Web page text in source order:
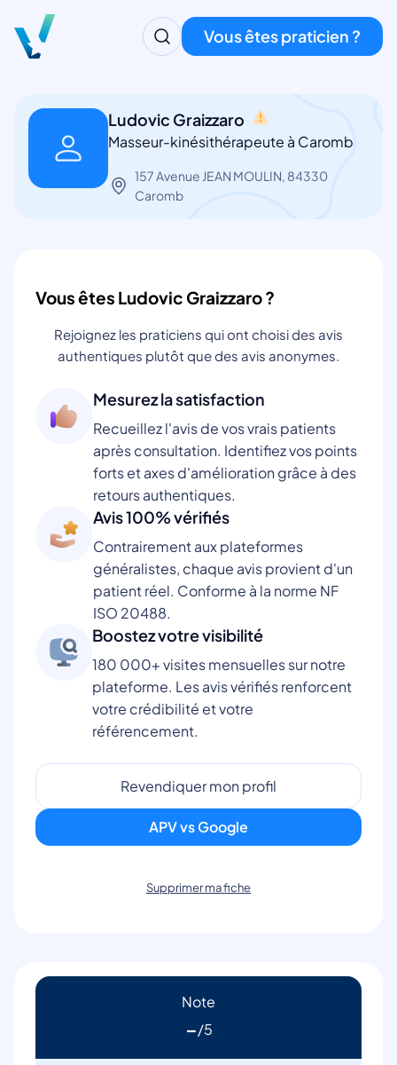
Vous êtes praticien ?
Ludovic Graizzaro
Masseur-kinésithérapeute à Caromb
157 Avenue JEAN MOULIN, 84330
Caromb
Vous êtes Ludovic Graizzaro ?
Rejoignez les praticiens qui ont choisi des avis
authentiques plutôt que des avis anonymes.
Mesurez la satisfaction
Recueillez l'avis de vos vrais patients
après consultation. Identifiez vos points
forts et axes d'amélioration grâce à des
retours authentiques.
Avis 100% vérifiés
Contrairement aux plateformes
généralistes, chaque avis provient d'un
patient réel. Conforme à la norme NF
ISO 20488.
Boostez votre visibilité
180 000+ visites mensuelles sur notre
plateforme. Les avis vérifiés renforcent
votre crédibilité et votre
référencement.
Revendiquer mon profil
APV vs Google
Supprimer ma fiche
Note
-